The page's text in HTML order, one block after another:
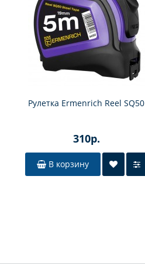
Рулетка Ermenrich Reel SQ50
310р.
В корзину